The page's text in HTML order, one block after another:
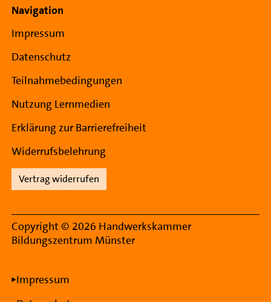
Navigation
Impressum
Datenschutz
Teilnahmebedingungen
Nutzung Lernmedien
Erklärung zur Barrierefreiheit
Widerrufsbelehrung
Vertrag widerrufen
Copyright © 2026 Handwerkskammer
Bildungszentrum Münster
Rechtliche Informationen
Impressum